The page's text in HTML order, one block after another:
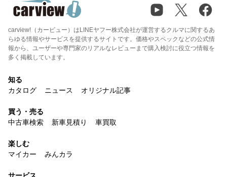
carview!（カービュー）はLINEヤフー株式会社が運営するクルマに関するあ
らゆる情報やサービスを提供するサイトです。価格やスペックなどの公式情
報から、ユーザーや専門家のリアルなレビューまで購入検討に役立つ情報を
多く掲載しています。
知る
カタログ
ニュース オリジナル記事
買う・売る
中古車検索
新車見積り 車買取
楽しむ
マイカー
みんカラ